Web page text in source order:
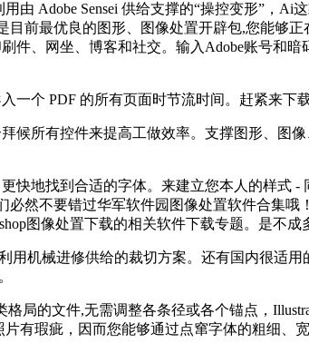
Adobe Sensei 供给支撑的“操控变形”，Ai
前最优良的图形、图像处置开辟包,您能够
件、网坐、博客和社交。输入Adobe账号和
个 PDF 的所有页面时节流时间。赶紧来下
所有控件来提高工做效率。支撑图形、图像
地找到合适的字体。来建立您本人的样式 -
然不要错过华军软件园图像处置软件合集
图像处置下载的相关软件下载专题。是不成
机械进修供给的裁切方案。还有国内很适用
的文件,无需调整各条径或各个锚点，
有瑕疵，因而您能够通过点窜字体的粗细、